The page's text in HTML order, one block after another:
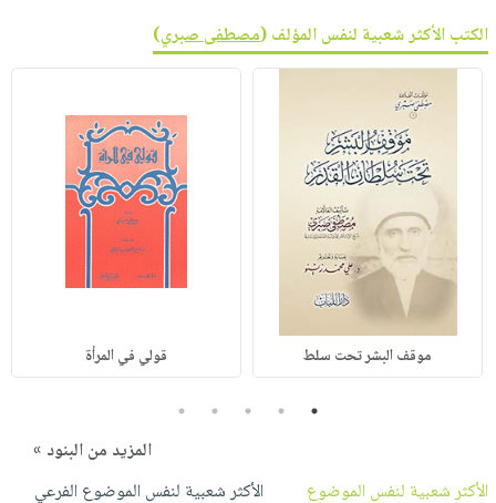
الكتب الأكثر شعبية لنفس المؤلف (مصطفى صبري)
موقف البشر تحت سلط قولي في المرأة
1
2
3
4
5
المزيد من البنود »
الأكثر شعبية لنفس الموضوع
الأكثر شعبية لنفس الموضوع الفرعي